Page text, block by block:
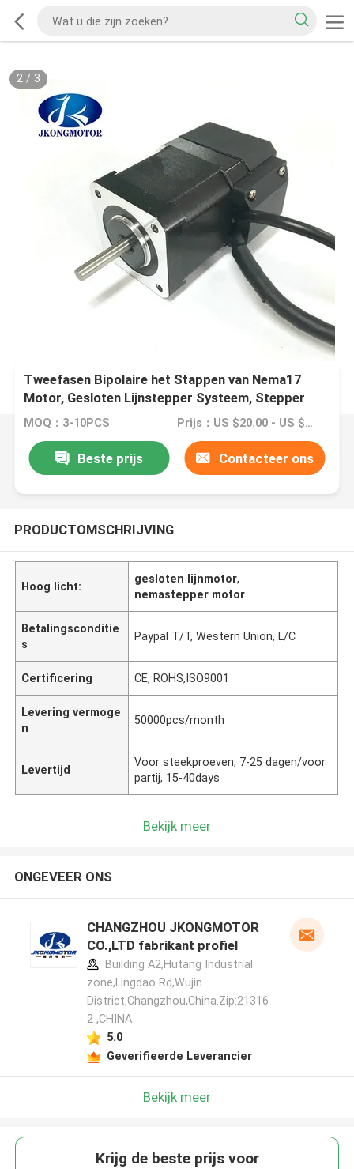
2/ 3
Tweefasen Bipolaire het Stappen van Nema17
Motor, Gesloten Lijnstepper Systeem, Stepper
Motor met Codeur
MOQ：3-10PCS Prijs：US $20.00 - US $35.00
Beste prijs Contacteer ons
PRODUCTOMSCHRIJVING
Hoog licht:
gesloten lijnmotor,
nemastepper motor
Betalingsconditie
s
Paypal T/T, Western Union, L/C
Certificering CE, ROHS,ISO9001
Levering vermoge
n
50000pcs/month
Levertijd
Voor steekproeven, 7-25 dagen/voor
partij, 15-40days
Bekijk meer
ONGEVEER ONS
CHANGZHOU JKONGMOTOR
CO.,LTD fabrikant profiel
Building A2,Hutang Industrial
zone,Lingdao Rd,Wujin
District,Changzhou,China.Zip:21316
2 ,CHINA
5.0
Geverifieerde Leverancier
Bekijk meer
Krijg de beste prijs voor